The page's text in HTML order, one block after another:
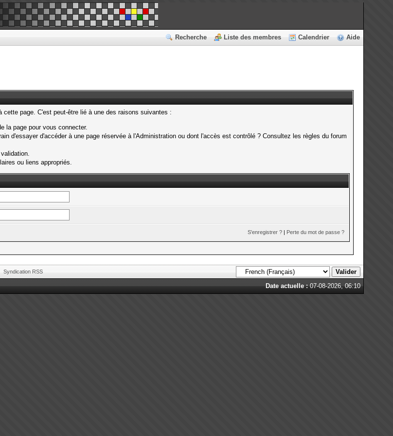
Recherche Liste des membres Calendrier Aide
page. C'est peut-être lié à une des raisons suivantes :
la page pour vous connecter.
d'essayer d'accéder à une page réservée à l'Administration ou dont l'accès est contrôlé ? Consultez les règles du forum
ou liens appropriés.
S'enregistrer ?| Perte du mot de passe ?
Syndication RSS
Date actuelle :07-08-2026, 06:10